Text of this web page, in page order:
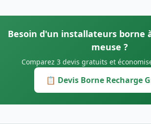
Besoin d'un installateurs borne
meuse ?
Comparez 3 devis gratuits et
📋 Devis Borne Recharge